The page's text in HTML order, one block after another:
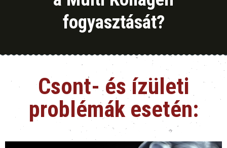
fogyasztását?
Csont- és ízületi
problémák esetén: